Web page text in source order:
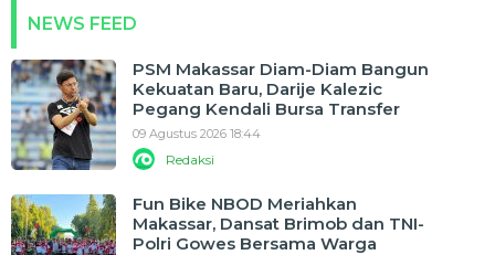
NEWS FEED
PSM Makassar Diam-Diam Bangun
Kekuatan Baru, Darije Kalezic
Pegang Kendali Bursa Transfer
09 Agustus 2026 18:44
Redaksi
Fun Bike NBOD Meriahkan
Makassar, Dansat Brimob dan TNI-
Polri Gowes Bersama Warga